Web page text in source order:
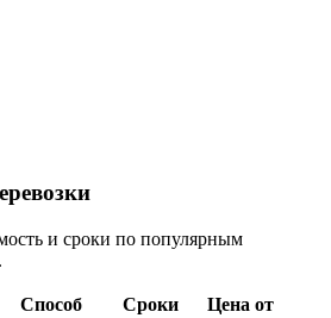
и сроки по популярным
Способ Сроки
Цена от